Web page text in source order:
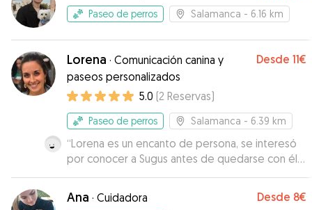
Paseo de perros Salamanca - 6.16 km
Lorena · Comunicación canina y
paseos personalizados
Desde 11€
5.0 (2 Reservas)
Paseo de perros Salamanca - 6.39 km
“Lorena es un encanto de persona, se interesó
por conocer a Sugus antes de quedarse con él y
su sensibilidad con los animales es de admirar.
Me consta que Sugus ha estado muy a gusto y
se ha divertido mucho en los paseos, además
Ana · Cuidadora Desde 8€